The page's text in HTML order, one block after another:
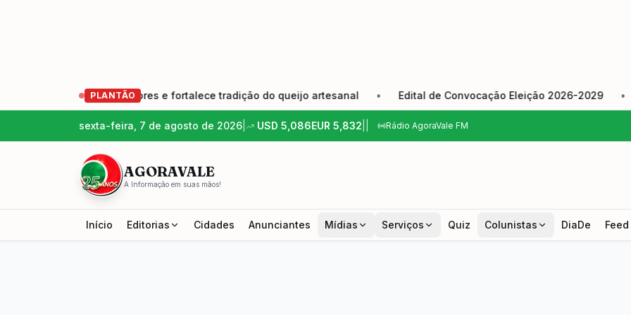
PLANTÃO
geração de produtores e fortalece tradição do queijo artesanal • Edital de Convocação Eleição 2026-2029 •
sexta-feira, 7 de agosto de 2026 USD 5,086EUR 5,832 Rádio AgoraVale FM
AGORAVALE
A Informação em suas mãos!
Início Editorias Cidades Anunciantes Mídias Serviços Quiz Colunistas DiaDe Feed